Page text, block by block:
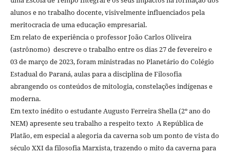
alunos e no trabalho docente, visivelmente influenciados pela
meritocracia de uma educação empresarial.
Em relato de experiência o professor João Carlos Oliveira
(astrônomo) descreve o trabalho entre os dias 27 de fevereiro e
03 de março de 2023, foram ministradas no Planetário do Colégio
Estadual do Paraná, aulas para a disciplina de Filosofia
abrangendo os conteúdos de mitologia, constelações indígenas e
moderna.
Em texto inédito o estudante Augusto Ferreira Shella (2º ano do
NEM) apresente seu trabalho a respeito texto A República de
Platão, em especial a alegoria da caverna sob um ponto de vista do
século XXI da filosofia Marxista, trazendo o mito da caverna para